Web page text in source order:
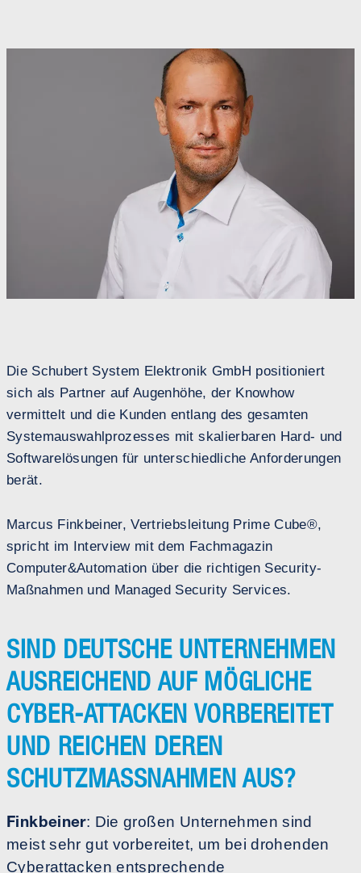
Die Schubert System Elektronik GmbH positioniert
sich als Partner auf Augenhöhe, der Knowhow
vermittelt und die Kunden entlang des gesamten
Systemauswahlprozesses mit skalierbaren Hard- und
Softwarelösungen für unterschiedliche Anforderungen
berät.
Marcus Finkbeiner, Vertriebsleitung Prime Cube®,
spricht im Interview mit dem Fachmagazin
Computer&Automation über die richtigen Security-
Maßnahmen und Managed Security Services.
SIND DEUTSCHE UNTERNEHMEN
AUSREICHEND AUF MÖGLICHE
CYBER-ATTACKEN VORBEREITET
UND REICHEN DEREN
SCHUTZMASSNAHMEN AUS?
Finkbeiner: Die großen Unternehmen sind
meist sehr gut vorbereitet, um bei drohenden
Cyberattacken entsprechende